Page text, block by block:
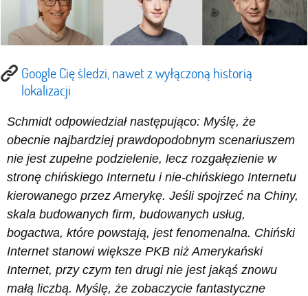
Google Cię śledzi, nawet z wyłączoną historią
lokalizacji
Schmidt odpowiedział następująco: Myślę, że
obecnie najbardziej prawdopodobnym scenariuszem
nie jest zupełne podzielenie, lecz rozgałęzienie w
stronę chińskiego Internetu i nie-chińskiego Internetu
kierowanego przez Amerykę. Jeśli spojrzeć na Chiny,
skala budowanych firm, budowanych usług,
bogactwa, które powstają, jest fenomenalna. Chiński
Internet stanowi większe PKB niż Amerykański
Internet, przy czym ten drugi nie jest jakąś znowu
małą liczbą. Myślę, że zobaczycie fantastyczne